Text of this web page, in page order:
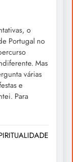
o
Portugal no
Mas
várias
e
Para